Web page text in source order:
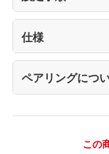
仕様
ペアリングにつ
この